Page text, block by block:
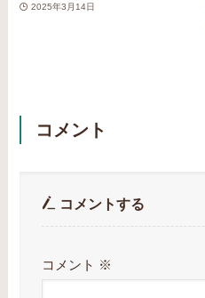
2025年3月14日
コメント
コメントする
コメント ※